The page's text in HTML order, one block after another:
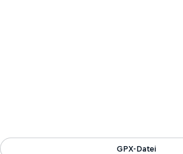
GPX-Datei